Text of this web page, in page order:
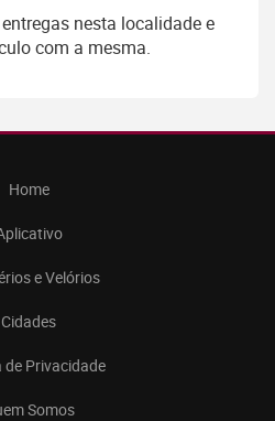
nesta localidade e
com a mesma.
Home
e Velórios
Cidades
de Privacidade
Somos